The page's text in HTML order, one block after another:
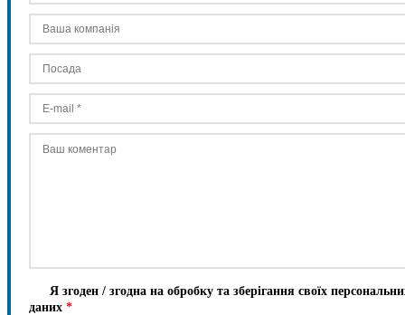
Я згоден / згодна на обробку та зберігання своїх
даних *